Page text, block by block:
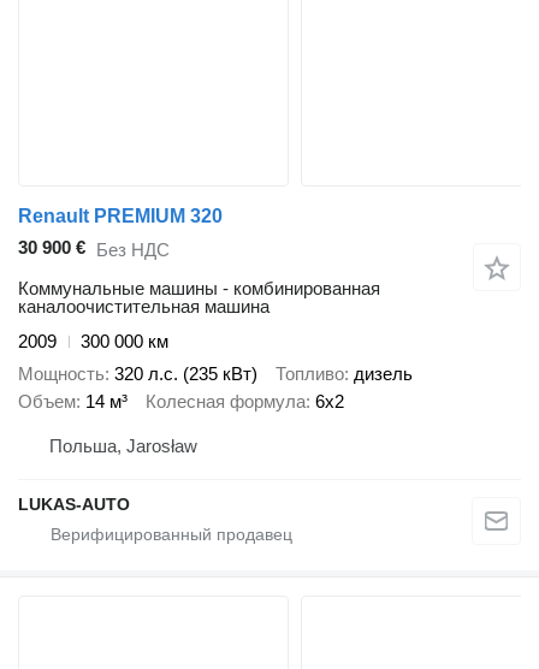
Renault PREMIUM 320
30 900 € Без НДС
Коммунальные машины - комбинированная
каналоочистительная машина
2009
300 000 км
Мощность 320 л.с. (235 кВт) Топливо дизель
Объем 14 м³ Колесная формула 6x2
Польша, Jarosław
LUKAS-AUTO